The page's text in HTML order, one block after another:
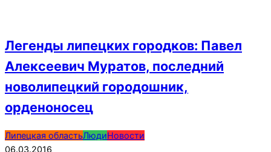
Легенды липецких городков: Павел
Алексеевич Муратов, последний
новолипецкий городошник,
орденоносец
2016-
03-
Липецкая областьЛюдиНовости
06.03.2016